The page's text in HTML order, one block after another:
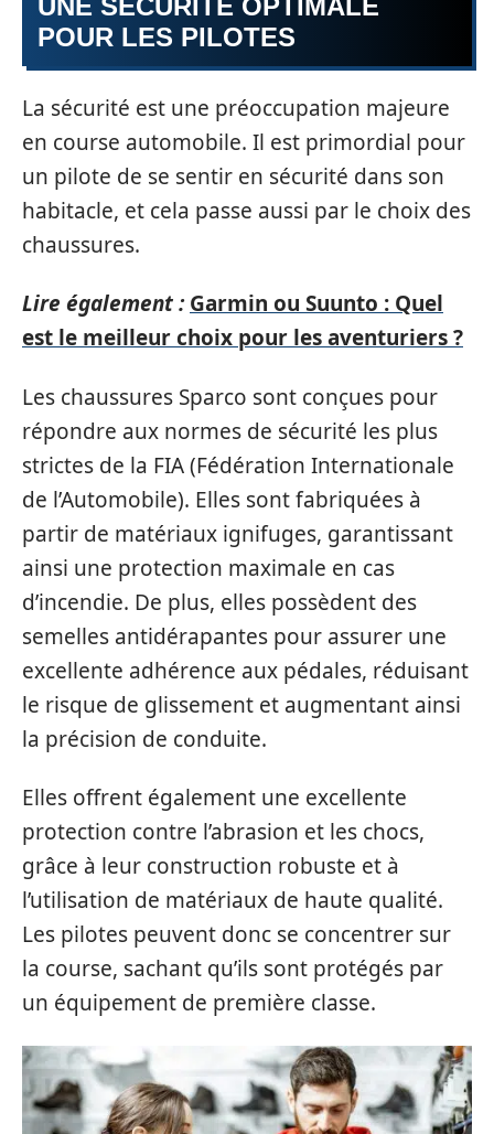
UNE SÉCURITÉ OPTIMALE
POUR LES PILOTES
La sécurité est une préoccupation majeure
en course automobile. Il est primordial pour
un pilote de se sentir en sécurité dans son
habitacle, et cela passe aussi par le choix des
chaussures.
Lire également : Garmin ou Suunto : Quel
est le meilleur choix pour les aventuriers ?
Les chaussures Sparco sont conçues pour
répondre aux normes de sécurité les plus
strictes de la FIA (Fédération Internationale
de l’Automobile). Elles sont fabriquées à
partir de matériaux ignifuges, garantissant
ainsi une protection maximale en cas
d’incendie. De plus, elles possèdent des
semelles antidérapantes pour assurer une
excellente adhérence aux pédales, réduisant
le risque de glissement et augmentant ainsi
la précision de conduite.
Elles offrent également une excellente
protection contre l’abrasion et les chocs,
grâce à leur construction robuste et à
l’utilisation de matériaux de haute qualité.
Les pilotes peuvent donc se concentrer sur
la course, sachant qu’ils sont protégés par
un équipement de première classe.